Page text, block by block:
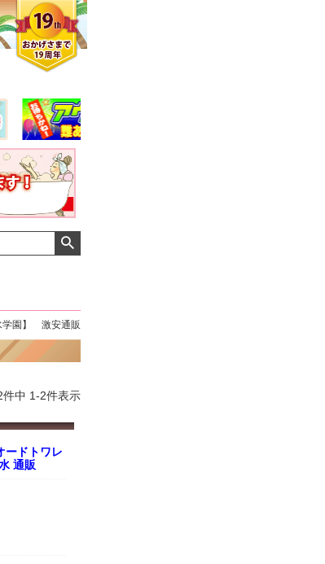
学園】 激安通販
件中 1-2件表示
ードトワレ
通販
ました！